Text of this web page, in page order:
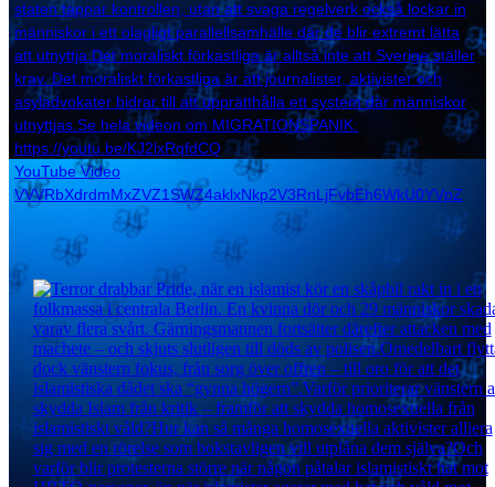
YouTube Video
VVVRbXdrdmMxZVZ1SWZ4aklxNkp2V3RnLjFvbEh6WkU0YVpZ